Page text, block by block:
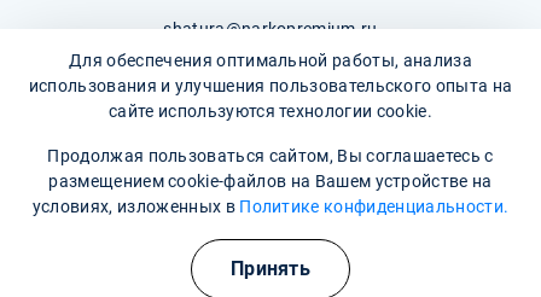
shatura@narkopremium.ru
© 2026 М-Трезвость. Все права защищены
Полезные курсы
Для обеспечения оптимальной работы, анализа
использования и улучшения пользовательского опыта на
сайте используются технологии cookie.
Продолжая пользоваться сайтом, Вы соглашаетесь с
размещением cookie-файлов на Вашем устройстве на
условиях, изложенных в Политике конфиденциальности.
Принять